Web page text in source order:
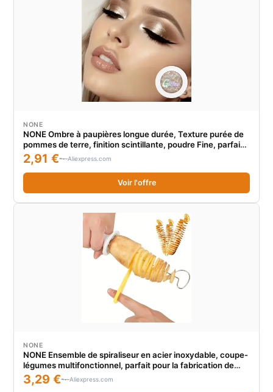
NONE
NONE Ombre à paupières longue durée, Texture purée de
pommes de terre, finition scintillante, poudre Fine, parfaite
pour créer un maquillage charmant pour les yeux, 1 pièce
2,91 € Aliexpress.com
Voir l'offre
NONE
NONE Ensemble de spiraliseur en acier inoxydable, coupe-
légumes multifonctionnel, parfait pour la fabrication de
pommes de terre en spirale, carottes, outil de cuisine 6
pièces
3,29 € Aliexpress.com